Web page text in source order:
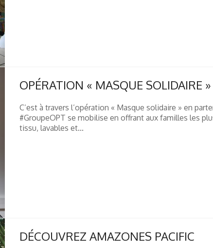
OPÉRATION « MASQUE SOLIDAIRE »
C’est à travers l’opération « Masque solidaire » en
#GroupeOPT se mobilise en offrant aux familles les
tissu, lavables et...
DÉCOUVREZ AMAZONES PACIFIC